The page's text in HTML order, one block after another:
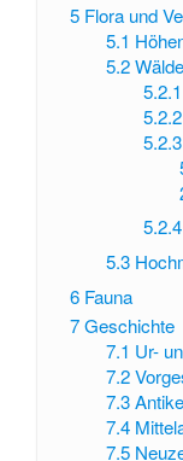
5 Flora und
5.1
5.2
5.2.1
5.2.2
5.2.3
5.2.4
5.3
6 Fauna
7Geschichte
7.1 Ur-
7.2
7.3 Antike
7.4
7.5